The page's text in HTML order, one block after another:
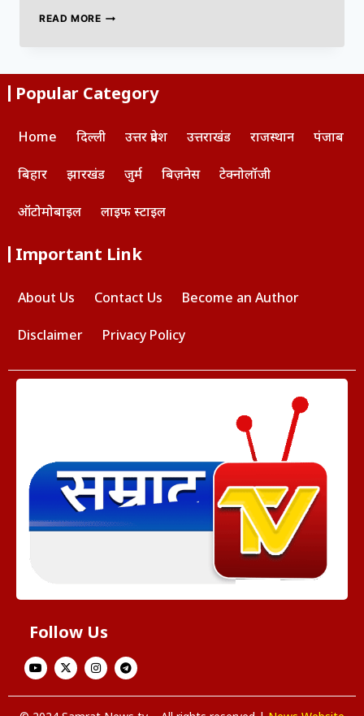
READ MORE
Popular Category
Home दिल्ली उत्तर प्रदेश उत्तराखंड राजस्थान पंजाब
बिहार झारखंड जुर्म बिज़नेस टेक्नोलॉजी
ऑटोमोबाइल लाइफ स्टाइल
Important Link
About Us Contact Us Become an Author
Disclaimer Privacy Policy
Follow Us